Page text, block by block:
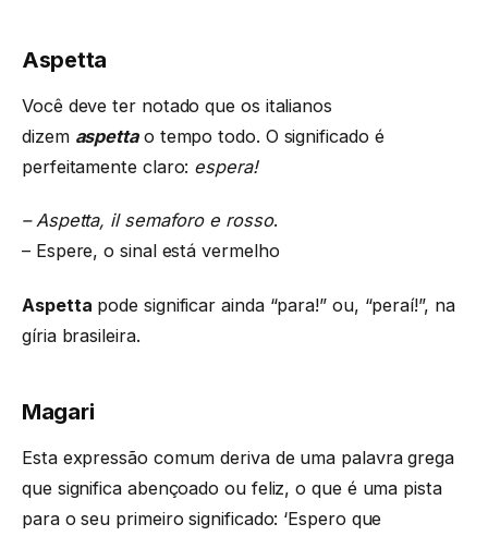
Aspetta
Você deve ter notado que os italianos
dizem aspetta o tempo todo. O significado é
perfeitamente claro: espera!
–Aspetta, il semaforo e rosso.
– Espere, o sinal está vermelho
Aspetta pode significar ainda “para!” ou, “peraí!”, na
gíria brasileira.
Magari
Esta expressão comum deriva de uma palavra grega
que significa abençoado ou feliz, o que é uma pista
para o seu primeiro significado: ‘Espero que